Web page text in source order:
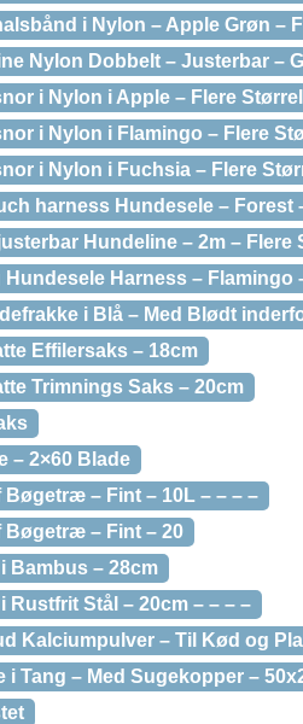
i Nylon – Apple Grøn –
Nylon Dobbelt – Justerbar –
i Nylon i Apple – Flere
i Nylon i Flamingo – Flere
i Nylon i Fuchsia – Flere
harness Hundesele – Forest
Hundeline – 2m –
Harness – Flamingo
i Blå – Med Blødt
Effilersaks – 18cm
Trimnings Saks – 20cm
– 2×60 Blade
– Fint – 10L – – – –
Bøgetræ – Fint – 20
Bambus – 28cm
Stål – 20cm – – – –
Kalciumpulver – Til Kød og
Tang – Med Sugekopper –